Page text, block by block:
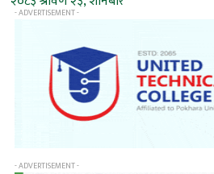
- ADVERTISEMENT -
- ADVERTISEMENT -